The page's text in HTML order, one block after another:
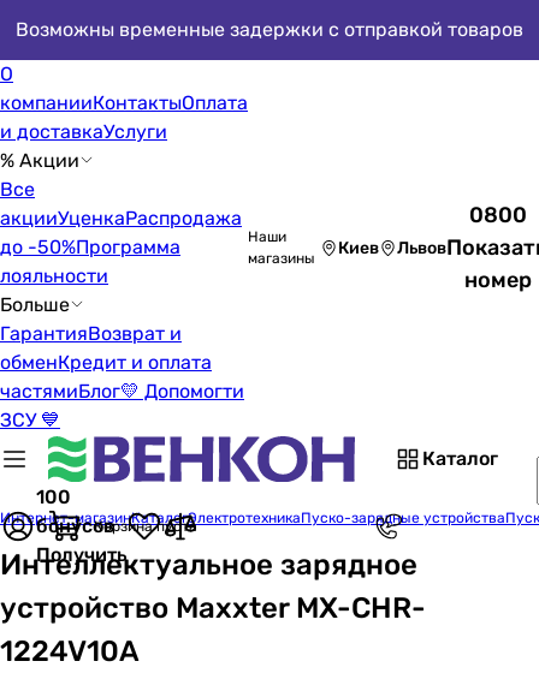
Возможны временные задержки с отправкой товаров
О
компанииКонтактыОплата
и доставкаУслуги
% Акции
Все
акцииУценкаРаспродажа
до -50%Программа
лояльности
Больше
ГарантияВозврат и
обменКредит и оплата
частямиБлог💛 Допомогти
ЗСУ 💙
Наши
магазины
Киев Львов
0800
номер
Каталог
100
бонусов
Получить
Корзина пуста
Интернет-магазинКаталогЭлектротехникаПуско-зарядные устройства
Интеллектуальное зарядное
устройство Maxxter MX-CHR-
1224V10A